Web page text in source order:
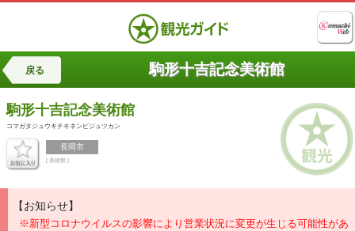
戻る 駒形十吉記念美術館
駒形十吉記念美術館
コマガタジュウキチキネンビジュツカン
長岡市
[ 美術館 ]
【お知らせ】
※新型コロナウイルスの影響により営業状況に変更が生じる可能性があ